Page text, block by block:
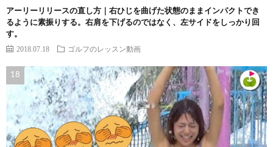
アーリーリリースの直し方｜右ひじを曲げた状態のままインパクトでき
るように素振りする。右肩を下げるのではなく、左サイドをしっかり回
す。
2018.07.18 ゴルフのレッスン動画